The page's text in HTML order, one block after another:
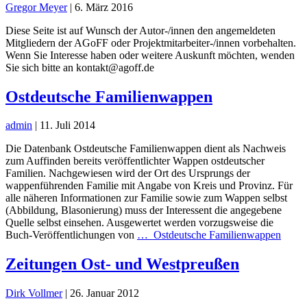
Gregor Meyer | 6. März 2016
Diese Seite ist auf Wunsch der Autor-/innen den angemeldeten
Mitgliedern der AGoFF oder Projektmitarbeiter-/innen vorbehalten.
Wenn Sie Interesse haben oder weitere Auskunft möchten, wenden
Sie sich bitte an kontakt@agoff.de
Ostdeutsche Familienwappen
admin
11. Juli 2014
Die Datenbank Ostdeutsche Familienwappen dient als Nachweis
zum Auffinden bereits veröffentlichter Wappen ostdeutscher
Familien. Nachgewiesen wird der Ort des Ursprungs der
wappenführenden Familie mit Angabe von Kreis und Provinz. Für
alle näheren Informationen zur Familie sowie zum Wappen selbst
(Abbildung, Blasonierung) muss der Interessent die angegebene
Quelle selbst einsehen. Ausgewertet werden vorzugsweise die
Buch-Veröffentlichungen von … Ostdeutsche Familienwappen
Zeitungen Ost- und Westpreußen
Dirk Vollmer | 26. Januar 2012